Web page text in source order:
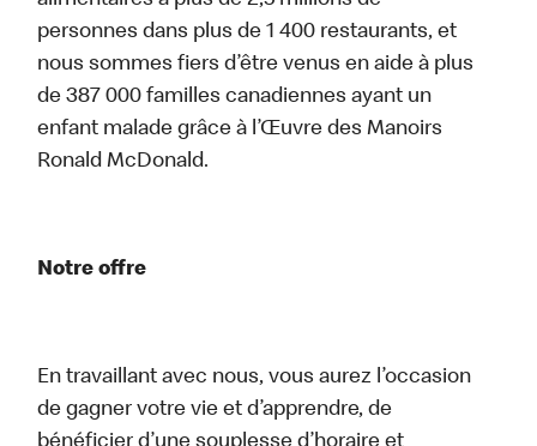
personnes dans plus de 1 400 restaurants, et
nous sommes fiers d’être venus en aide à plus
de 387 000 familles canadiennes ayant un
enfant malade grâce à l’Œuvre des Manoirs
Ronald McDonald.
Notre offre
En travaillant avec nous, vous aurez l’occasion
de gagner votre vie et d’apprendre, de